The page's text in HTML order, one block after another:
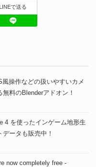
Tumblr
LINEで送る
操作などの扱いやすいカメ
料のBlenderアドオン！
4 を使ったインゲーム地形生
ータも販売中！
now completely free -